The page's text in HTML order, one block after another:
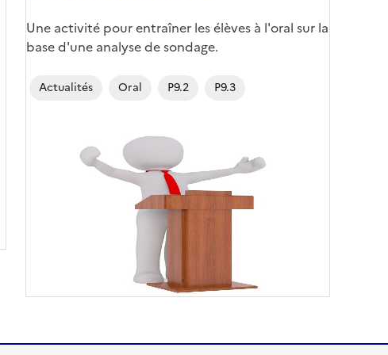
Une activité pour entraîner les élèves à l'oral sur la
base d'une analyse de sondage.
Actualités Oral P9.2 P9.3